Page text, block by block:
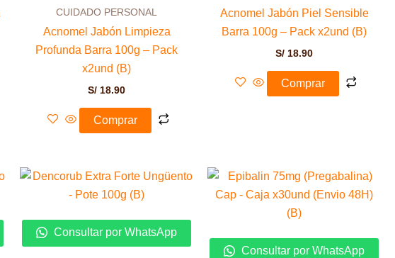
CUIDADO PERSONAL
Acnomel Jabón Limpieza
Profunda Barra 100g – Pack
x2und (B)
S/ 18.90
Comprar
Acnomel Jabón Piel Sensible
Barra 100g – Pack x2und (B)
S/ 18.90
Comprar
Consultar por WhatsApp
Consultar por WhatsApp